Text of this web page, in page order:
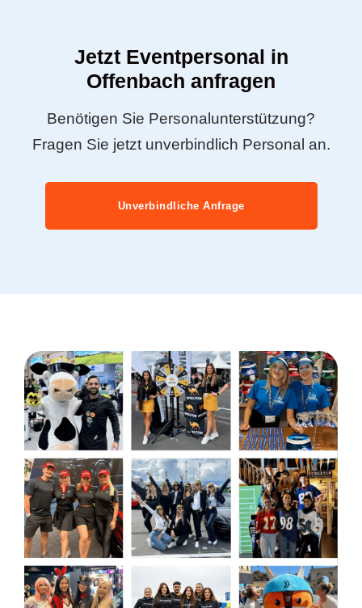
Jetzt Eventpersonal in
Offenbach anfragen
Benötigen Sie Personalunterstützung?
Fragen Sie jetzt unverbindlich Personal an.
Unverbindliche Anfrage